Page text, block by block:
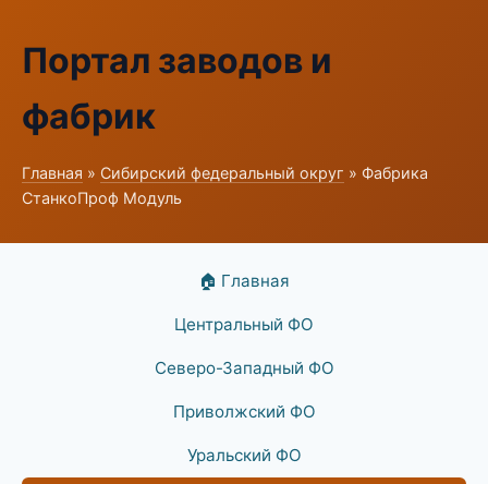
Портал заводов и
фабрик
Главная » Сибирский федеральный округ » Фабрика
СтанкоПроф Модуль
🏠 Главная
Центральный ФО
Северо-Западный ФО
Приволжский ФО
Уральский ФО